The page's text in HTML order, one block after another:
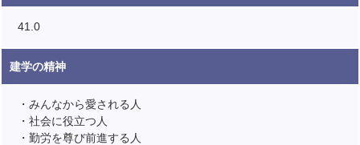
41.0
建学の精神
・みんなから愛される人
・社会に役立つ人
・勤労を尊び前進する人